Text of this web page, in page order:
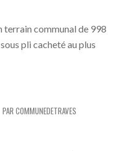
terrain communal de 998
pli cacheté au plus
PAR COMMUNEDETRAVES